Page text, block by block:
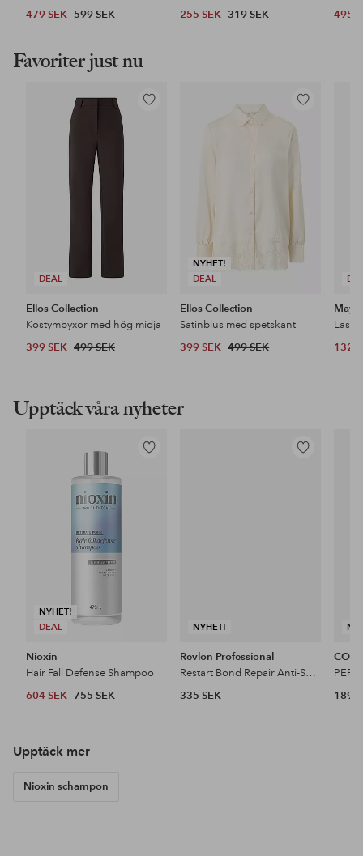
479 SEK 599 SEK 255 SEK 319 SEK 495
Favoriter just nu
DEAL
Lägg
Ellos Collection
Kostymbyxor med hög midja
399 SEK 499 SEK
NYHET!
DEAL
Lägg
i
Ellos Collection
Satinblus med spetskant
399 SEK 499 SEK 132
Upptäck våra nyheter
NYHET!
DEAL
Lägg
Nioxin
Hair Fall Defense Shampoo
604 SEK 755 SEK
NYHET!
Lägg
Revlon Professional
Restart Bond Repair Anti-Split Ends Sealing Drops 50 Ml
335 SEK
189
Upptäck mer
Nioxin schampon